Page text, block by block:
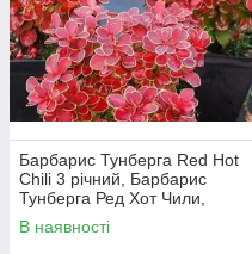
Барбарис Тунберга Red Hot
Chili 3 річний, Барбарис
Тунберга Ред Хот Чили,
Berberis thunbergii Red Hot
Chili
В наявності